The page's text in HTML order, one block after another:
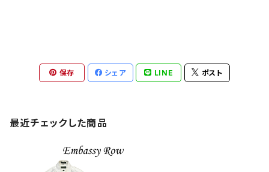
保存 シェア LINE ポスト
最近チェックした商品